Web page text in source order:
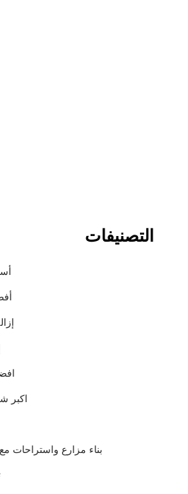
التصنيفات
اكبر
بناء مزارع